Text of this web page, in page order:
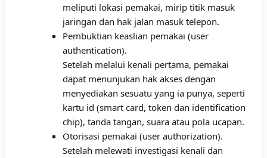
meliputi lokasi pemakai, mirip titik masuk
jaringan dan hak jalan masuk telepon.
Pembuktian keaslian pemakai (user
authentication).
Setelah melalui kenali pertama, pemakai
dapat menunjukan hak akses dengan
menyediakan sesuatu yang ia punya, seperti
kartu id (smart card, token dan identification
chip), tanda tangan, suara atau pola ucapan.
Otorisasi pemakai (user authorization).
Setelah melewati investigasi kenali dan